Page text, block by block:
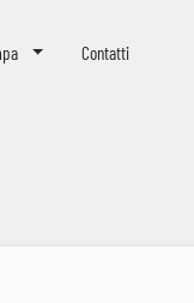
Contatti